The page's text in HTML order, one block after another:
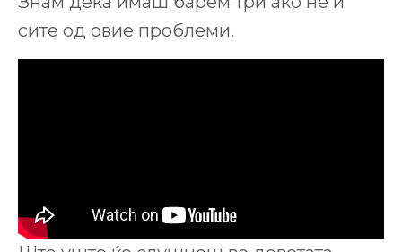
сите од овие проблеми.